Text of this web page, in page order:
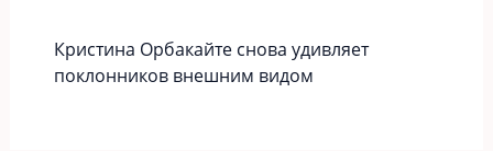
Кристина Орбакайте снова удивляет
поклонников внешним видом